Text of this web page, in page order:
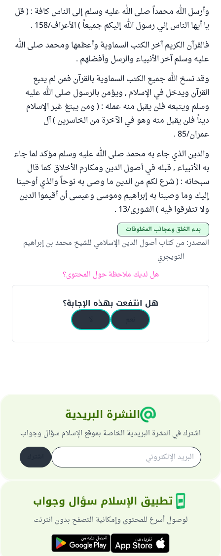
وأرسل الله محمداً صلى الله عليه وسلم إلى الناس كافة : ( قل
يا أيها الناس إني رسول الله إليكم جميعاً ) الأعراف/158 .
فالقرآن الكريم آخر الكتب السماوية وأعظمها ومحمد صلى الله
عليه وسلم آخر الأنبياء والرسل وأفضلهم .
وقد نسخ الله جميع الكتب السماوية بالقرآن فمن لم يتبع
القرآن ويدخل في الإسلام , ويؤمن بالرسول صلى الله عليه
وسلم ويتبعه فلن يقبل منه عمله : ( ومن يبتغ غير الإسلام
ديناً فلن يقبل منه وهو في الآخرة من الخاسرين ) آل
عمران/85 .
والدين الذي جاء به محمد صلى الله عليه وسلم مؤكد لما جاء
به الأنبياء , قبله في أصول الدين ومكارم الأخلاق كما قال
سبحانه : ( شرع لكم من الدين ما وصى به نوحاً والذي أوحينا
إليك وما وصينا به إبراهيم وموسى وعيسى أن أقيموا الدين
ولا تتفرقوا فيه ) الشورى/13 .
بدء الخلق وعجائب المخلوقات
المصدر: من كتاب أصول الدين الإسلامي للشيخ محمد بن إبراهيم
التويجري
هل لديك ملاحظة حول المحتوى؟
هل انتفعت بهذه الإجابة؟
النشرة البريدية
اشترك في النشرة البريدية الخاصة بموقع الإسلام سؤال وجواب
تطبيق الإسلام سؤال وجواب
لوصول أسرع للمحتوى وإمكانية التصفح بدون انترنت